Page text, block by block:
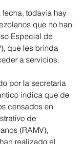
todavía hay
que no han
Especial de
que les brinda
a servicios.
por la secretaría
indica que de
censados en
de
(RAMV),
realizado el